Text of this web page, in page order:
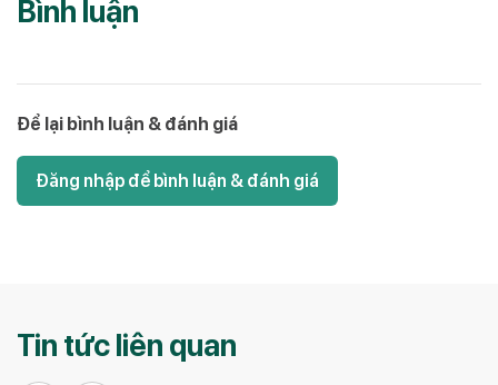
Bình luận
Để lại bình luận & đánh giá
Đăng nhập để bình luận & đánh giá
Tin tức liên quan